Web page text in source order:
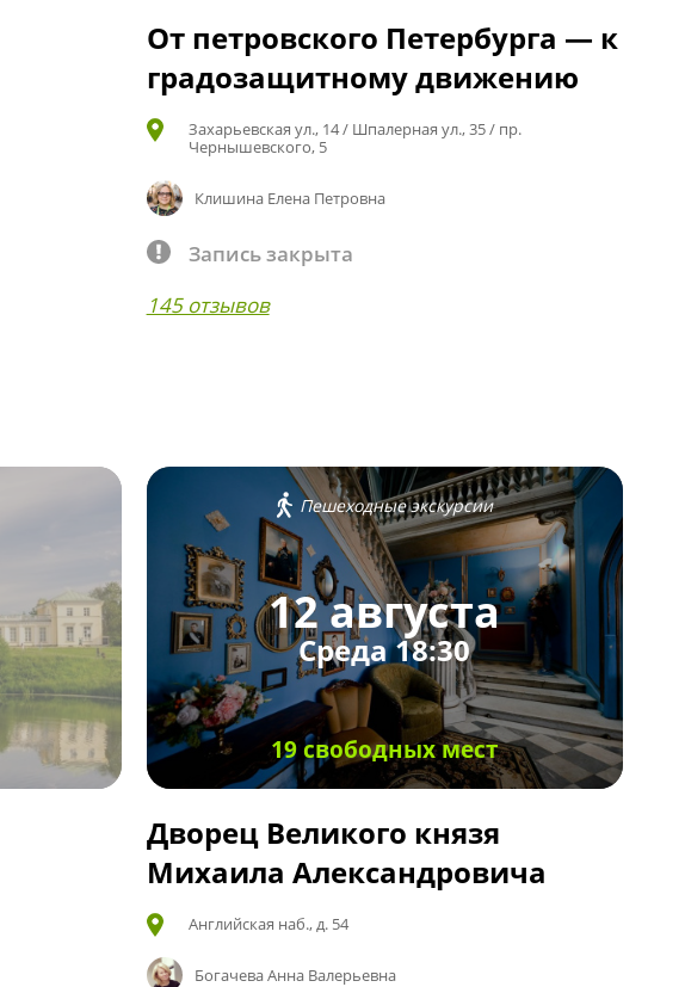
От петровского Петербурга — к
градозащитному движению
Захарьевская ул., 14 / Шпалерная ул., 35 / пр.
Чернышевского, 5
Клишина Елена Петровна
Запись закрыта
145 отзывов
Пешеходные экскурсии
12 августа
Среда 18:30
19 свободных мест
Дворец Великого князя
Михаила Александровича
Английская наб., д. 54
Богачева Анна Валерьевна